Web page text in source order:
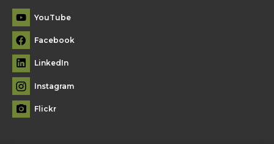
YouTube
Facebook
LinkedIn
Instagram
Flickr